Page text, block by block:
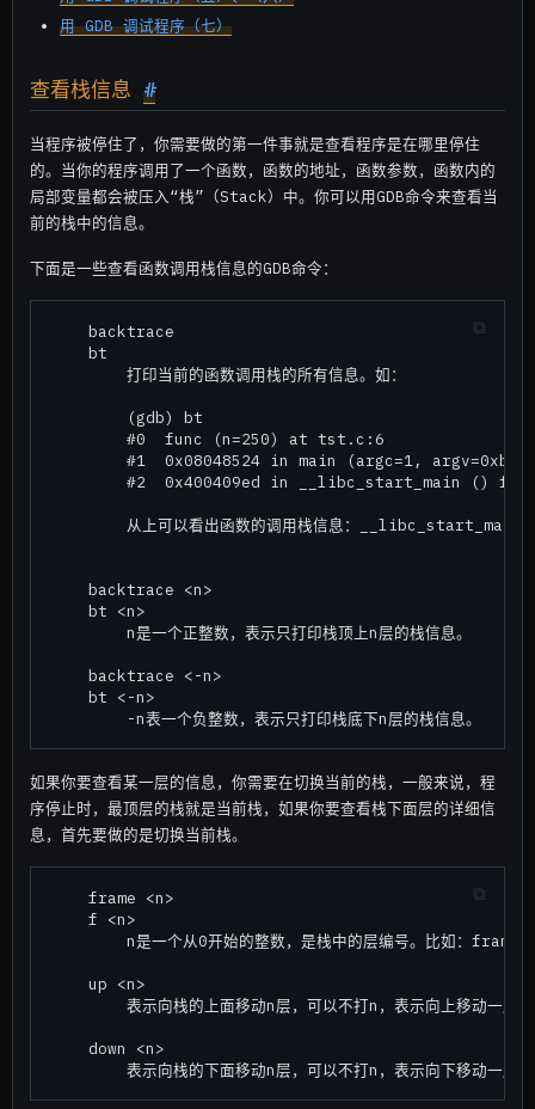
用 GDB 调试程序（七）
查看栈信息 #
当程序被停住了，你需要做的第一件事就是查看程序是在哪里停住
的。当你的程序调用了一个函数，函数的地址，函数参数，函数内的
局部变量都会被压入“栈”（Stack）中。你可以用GDB命令来查看当
前的栈中的信息。
下面是一些查看函数调用栈信息的GDB命令：
    backtrace
    bt
        打印当前的函数调用栈的所有信息。如：
        (gdb) bt
        #0  func (n=250) at tst.c:6
#1  0x08048524 in main (argc=1,
#2  0x400409ed in __libc_start_main ()
从上可以看出函数的调用栈信息：
    backtrace <n>
    bt <n>
        n是一个正整数，表示只打印栈顶上n层的栈信息。
    backtrace <-n>
    bt <-n>
如果你要查看某一层的信息，你需要在切换当前的栈，一般来说，程
序停止时，最顶层的栈就是当前栈，如果你要查看栈下面层的详细信
息，首先要做的是切换当前栈。
    frame <n>
    f <n>
n是一个从0开始的整数，是栈中的层编号。比如：frame
    up <n>
        表示向栈的上面移动n层，可以不打n，表示向上移动一层。
    down <n>